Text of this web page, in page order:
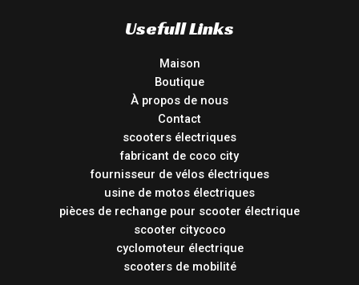
Usefull Links
Maison
Boutique
À propos de nous
Contact
scooters électriques
fabricant de coco city
fournisseur de vélos électriques
usine de motos électriques
pièces de rechange pour scooter électrique
scooter citycoco
cyclomoteur électrique
scooters de mobilité